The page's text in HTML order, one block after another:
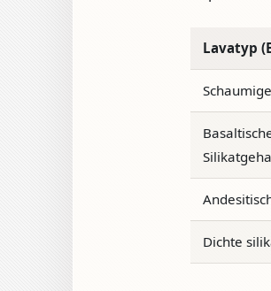
Lavatyp
Dichte